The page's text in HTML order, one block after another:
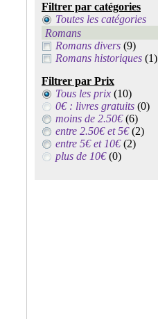
Filtrer par catégories
Toutes les catégories
Romans
Romans divers (9)
Romans historiques (1)
Filtrer par Prix
Tous les prix (10)
0€ : livres gratuits (0)
moins de 2.50€(6)
entre 2.50€ et 5€(2)
entre 5€ et 10€(2)
plus de 10€(0)